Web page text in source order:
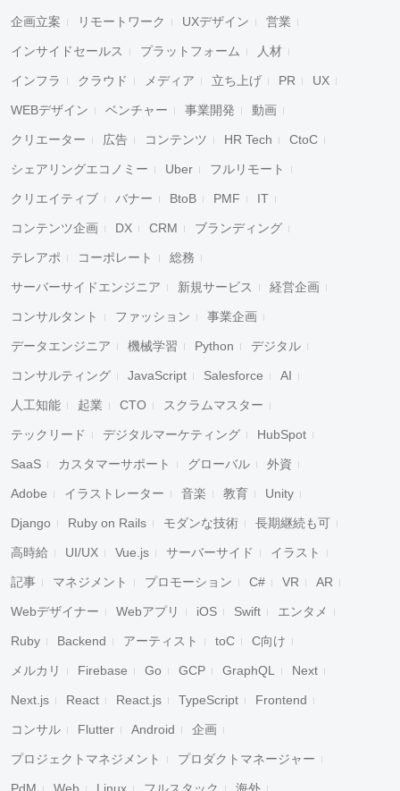
企画立案 リモートワーク UXデザイン 営業
インサイドセールス プラットフォーム 人材
インフラ クラウド メディア 立ち上げ PR UX
WEBデザイン ベンチャー 事業開発 動画
クリエーター 広告 コンテンツ HR Tech CtoC
シェアリングエコノミー Uber フルリモート
クリエイティブ バナー BtoB PMF IT
コンテンツ企画 DX CRM ブランディング
テレアポ コーポレート 総務
サーバーサイドエンジニア 新規サービス 経営企画
コンサルタント ファッション 事業企画
データエンジニア 機械学習 Python デジタル
コンサルティング JavaScript Salesforce AI
人工知能 起業 CTO スクラムマスター
テックリード デジタルマーケティング HubSpot
SaaS カスタマーサポート グローバル 外資
Adobe イラストレーター 音楽 教育 Unity
Django Ruby on Rails モダンな技術 長期継続も可
高時給 UI/UX Vue.js サーバーサイド イラスト
記事 マネジメント プロモーション C# VR AR
Webデザイナー Webアプリ iOS Swift エンタメ
Ruby Backend アーティスト toC C向け
メルカリ Firebase Go GCP GraphQL Next
Next.js React React.js TypeScript Frontend
コンサル Flutter Android 企画
プロジェクトマネジメント プロダクトマネージャー